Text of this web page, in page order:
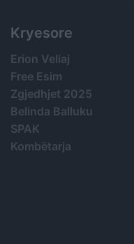
Kryesore
Erion Veliaj
Free Esim
Zgjedhjet 2025
Belinda Balluku
SPAK
Kombëtarja